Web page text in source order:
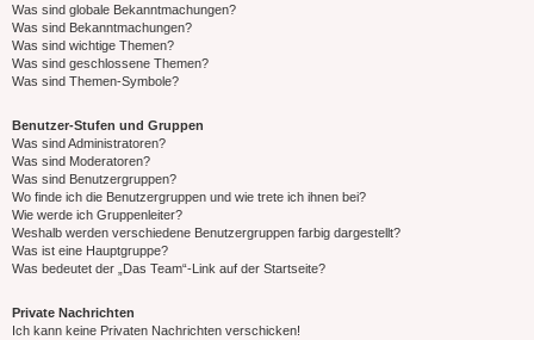
Was sind globale Bekanntmachungen?
Was sind Bekanntmachungen?
Was sind wichtige Themen?
Was sind geschlossene Themen?
Was sind Themen-Symbole?
Benutzer-Stufen und Gruppen
Was sind Administratoren?
Was sind Moderatoren?
Was sind Benutzergruppen?
Wo finde ich die Benutzergruppen und wie trete ich ihnen bei?
Wie werde ich Gruppenleiter?
Weshalb werden verschiedene Benutzergruppen farbig dargestellt?
Was ist eine Hauptgruppe?
Was bedeutet der „Das Team“-Link auf der Startseite?
Private Nachrichten
Ich kann keine Privaten Nachrichten verschicken!